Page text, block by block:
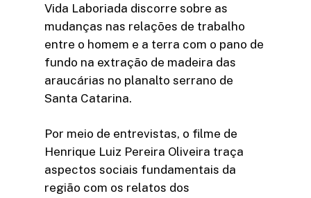
Vida Laboriada discorre sobre as
mudanças nas relações de trabalho
entre o homem e a terra com o pano de
fundo na extração de madeira das
araucárias no planalto serrano de
Santa Catarina.
Por meio de entrevistas, o filme de
Henrique Luiz Pereira Oliveira traça
aspectos sociais fundamentais da
região com os relatos dos